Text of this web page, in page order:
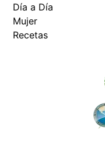
Día a Día
Mujer
Recetas